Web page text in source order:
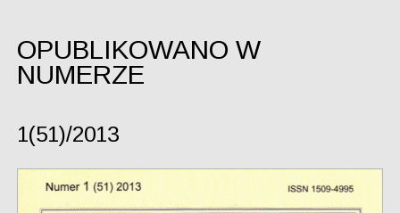
OPUBLIKOWANO W
NUMERZE
1(51)/2013